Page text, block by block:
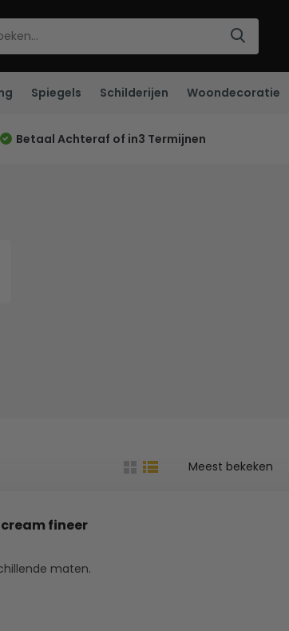
Spiegels Schilderijen Woondecoratie
Betaal Achteraf of in3 Termijnen
Meest bekeken
fineer
maten.